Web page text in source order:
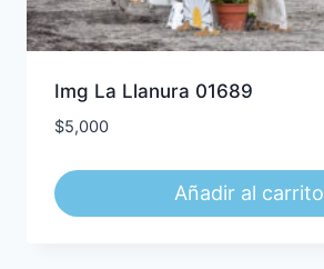
Img La Llanura 01689
$5,000
Añadir al carrito